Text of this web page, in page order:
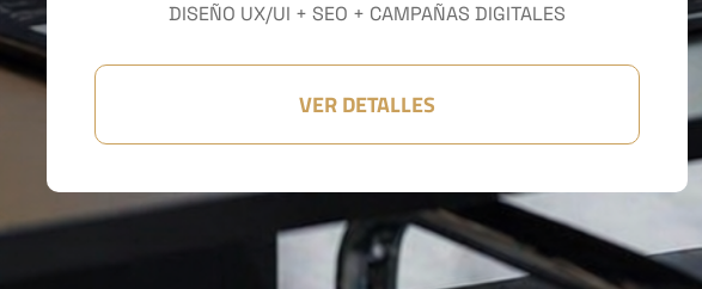
DISEÑO UX/UI + SEO + CAMPAÑAS DIGITALES
VER DETALLES